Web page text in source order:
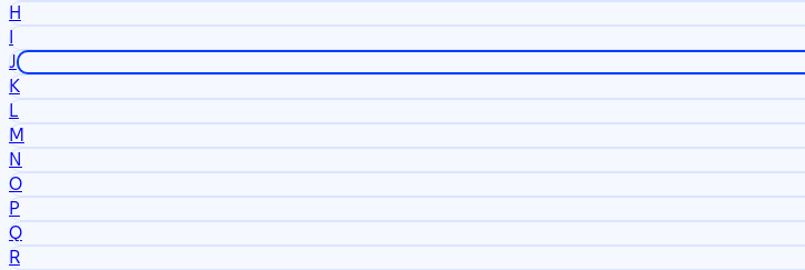
H
I
J
K
L
M
N
O
P
Q
R